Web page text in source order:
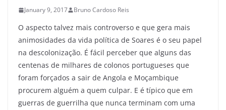
January 9, 2017 Bruno Cardoso Reis
O aspecto talvez mais controverso e que gera mais
animosidades da vida política de Soares é o seu papel
na descolonização. É fácil perceber que alguns das
centenas de milhares de colonos portugueses que
foram forçados a sair de Angola e Moçambique
procurem alguém a quem culpar. E é típico que em
guerras de guerrilha que nunca terminam com uma